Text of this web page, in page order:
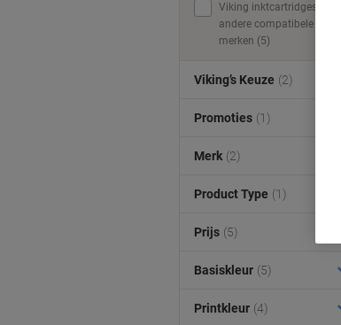
Viking inktcartridges &
andere compatibele
merken (5)
Viking’s Keuze (2)
Promoties (1)
Merk (2)
Product Type (1)
Prijs (5)
Basiskleur (5)
Printkleur (4)